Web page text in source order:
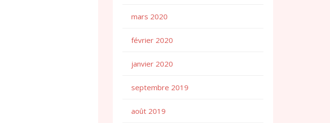
mars 2020
février 2020
janvier 2020
septembre 2019
août 2019